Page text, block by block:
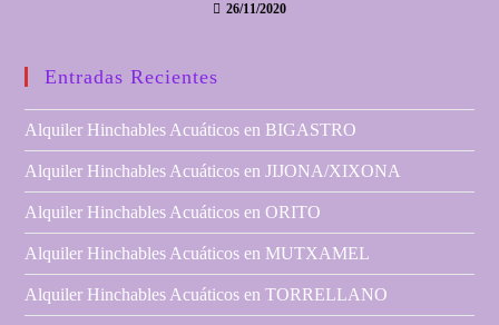
26/11/2020
Entradas Recientes
Alquiler Hinchables Acuáticos en BIGASTRO
Alquiler Hinchables Acuáticos en JIJONA/XIXONA
Alquiler Hinchables Acuáticos en ORITO
Alquiler Hinchables Acuáticos en MUTXAMEL
Alquiler Hinchables Acuáticos en TORRELLANO